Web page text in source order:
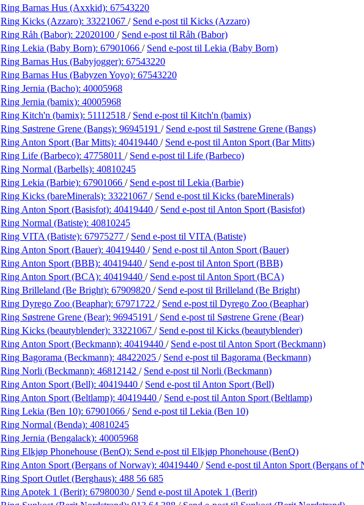
Ring Barnas Hus (Axxkid): 67543220
Ring Kicks (Azzaro): 33221067 / Send e-post til Kicks (Azzaro)
Ring Råh (Babor): 22020100 / Send e-post til Råh (Babor)
Ring Lekia (Baby Born): 67901066 / Send e-post til Lekia (Baby Born)
Ring Barnas Hus (Babyjogger): 67543220
Ring Barnas Hus (Babyzen Yoyo): 67543220
Ring Jernia (Bacho): 40005968
Ring Jernia (bamix): 40005968
Ring Kitch'n (bamix): 51112518 / Send e-post til Kitch'n (bamix)
Ring Søstrene Grene (Bangs): 96945191 / Send e-post til Søstrene Grene (Bangs)
Ring Anton Sport (Bar Mitts): 40419440 / Send e-post til Anton Sport (Bar Mitts)
Ring Life (Barbeco): 47758011 / Send e-post til Life (Barbeco)
Ring Normal (Barbells): 40810245
Ring Lekia (Barbie): 67901066 / Send e-post til Lekia (Barbie)
Ring Kicks (bareMinerals): 33221067 / Send e-post til Kicks (bareMinerals)
Ring Anton Sport (Basisfot): 40419440 / Send e-post til Anton Sport (Basisfot)
Ring Normal (Batiste): 40810245
Ring VITA (Batiste): 67975277 / Send e-post til VITA (Batiste)
Ring Anton Sport (Bauer): 40419440 / Send e-post til Anton Sport (Bauer)
Ring Anton Sport (BBB): 40419440 / Send e-post til Anton Sport (BBB)
Ring Anton Sport (BCA): 40419440 / Send e-post til Anton Sport (BCA)
Ring Brilleland (Be Bright): 67909820 / Send e-post til Brilleland (Be Bright)
Ring Dyrego Zoo (Beaphar): 67971722 / Send e-post til Dyrego Zoo (Beaphar)
Ring Søstrene Grene (Bear): 96945191 / Send e-post til Søstrene Grene (Bear)
Ring Kicks (beautyblender): 33221067 / Send e-post til Kicks (beautyblender)
Ring Anton Sport (Beckmann): 40419440 / Send e-post til Anton Sport (Beckmann)
Ring Bagorama (Beckmann): 48422025 / Send e-post til Bagorama (Beckmann)
Ring Norli (Beckmann): 46812142 / Send e-post til Norli (Beckmann)
Ring Anton Sport (Bell): 40419440 / Send e-post til Anton Sport (Bell)
Ring Anton Sport (Beltlamp): 40419440 / Send e-post til Anton Sport (Beltlamp)
Ring Lekia (Ben 10): 67901066 / Send e-post til Lekia (Ben 10)
Ring Normal (Benda): 40810245
Ring Jernia (Bengalack): 40005968
Ring Elkjøp Phonehouse (BenQ): Send e-post til Elkjøp Phonehouse (BenQ)
Ring Anton Sport (Bergans of Norway): 40419440 / Send e-post til Anton Sport (Bergans of
Ring Sport Outlet (Berghaus): 488 56 685
Ring Apotek 1 (Berit): 67980030 / Send e-post til Apotek 1 (Berit)